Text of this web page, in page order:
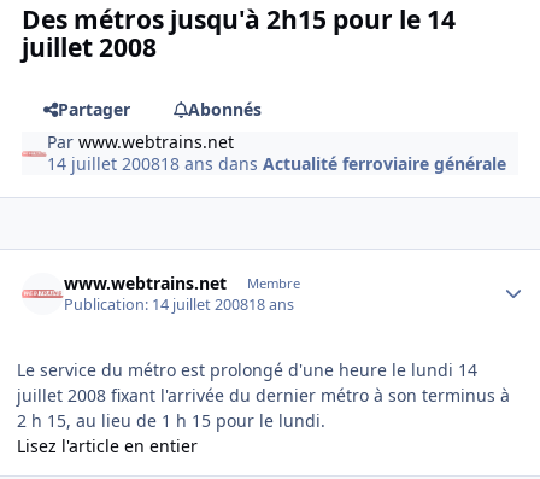
Des métros jusqu'à 2h15 pour le 14
juillet 2008
Partager
Abonnés
Parwww.webtrains.net
14 juillet 200818 ans dansActualité ferroviaire générale
www.webtrains.net Membre
Publication: 14 juillet 200818 ans
Le service du métro est prolongé d'une heure le lundi 14
juillet 2008 fixant l'arrivée du dernier métro à son terminus à
2 h 15, au lieu de 1 h 15 pour le lundi.
Lisez l'article en entier